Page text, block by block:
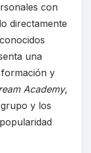
con
directamente
una
y
Academy,
y los